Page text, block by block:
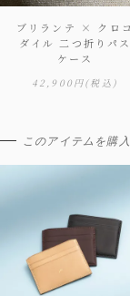
ブリランテ × クロコ
ダイル 二つ折りパス
ケース
42,900円(税込)
このアイテムを購